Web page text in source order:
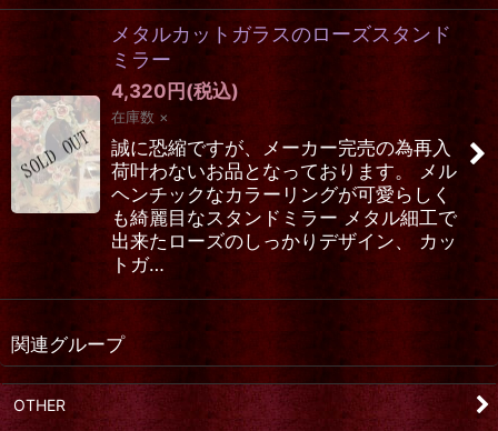
メタルカットガラスのローズスタンド
ミラー
4,320 円 (税込)
在庫数 ×
誠に恐縮ですが、メーカー完売の為再入
荷叶わないお品となっております。 メル
ヘンチックなカラーリングが可愛らしく
も綺麗目なスタンドミラー メタル細工で
出来たローズのしっかりデザイン、 カッ
トガ…
関連グループ
OTHER